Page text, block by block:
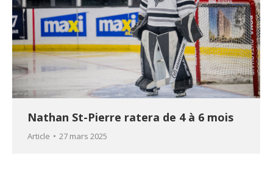
Nathan St-Pierre ratera de 4 à 6 mois
Article 27 mars 2025